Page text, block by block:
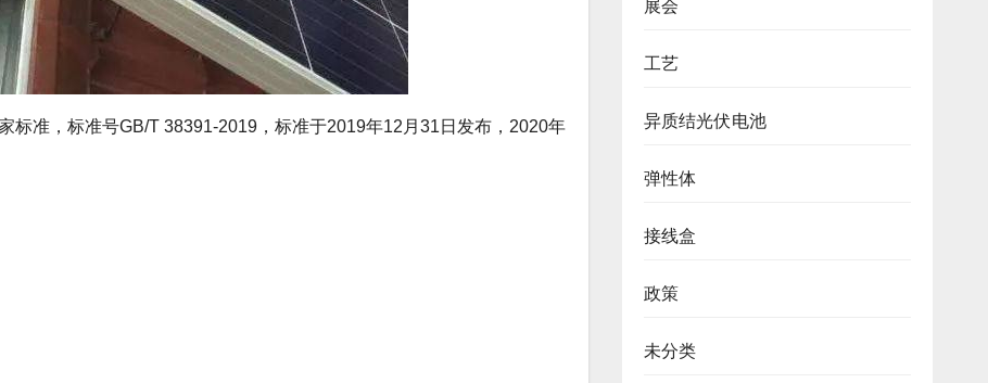
标准，标准号GB/T 38391-2019，标准于2019年12月31日发布，2020年
展会
工艺
异质结光伏电池
弹性体
接线盒
政策
未分类